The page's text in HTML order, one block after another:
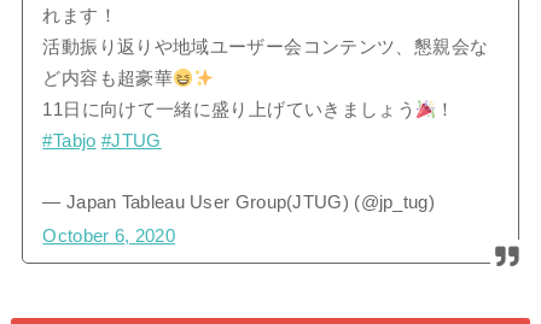
れます！
活動振り返りや地域ユーザー会コンテンツ、懇親会な
ど内容も超豪華
11日に向けて一緒に盛り上げていきましょう
！
#Tabjo #JTUG
— Japan Tableau User Group(JTUG) (@jp_tug)
October 6, 2020